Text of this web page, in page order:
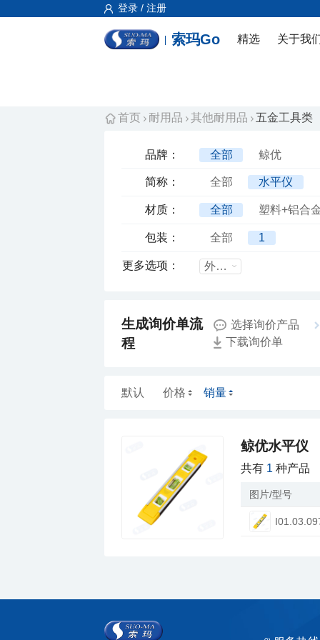
登录 / 注册
索玛Go 精选 关于我
首页 耐用品 其他耐用品 五金工具类
品牌： 全部 鲸优
简称： 全部 水平仪
材质： 全部 塑料+铝合
包装： 全部 1
更多选项： 外箱尺寸mm
程
选择询价产品
下载询价单
默认 价格 销量
鲸优水平仪
共有 1 种产品
图片/型号